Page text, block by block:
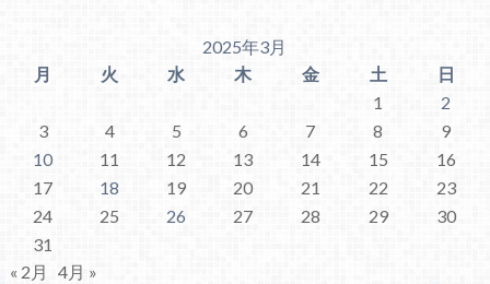
2025年3月
月
火 水 木 金 土
日
1
2
3
4 5 6 7 8
9
10
11 12 13 14 15
16
17
18 19 20 21 22
23
24
25 26 27 28 29
30
31
« 2月
4月 »